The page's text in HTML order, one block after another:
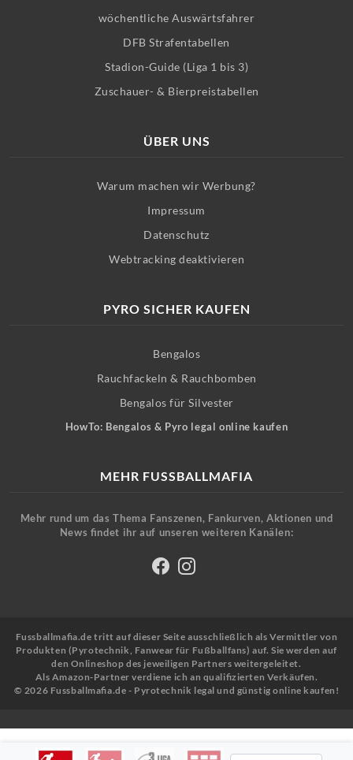
wöchentliche Auswärtsfahrer
DFB Strafentabellen
Stadion-Guide (Liga 1 bis 3)
Zuschauer- & Bierpreistabellen
ÜBER UNS
Warum machen wir Werbung?
Impressum
Datenschutz
Webtracking deaktivieren
PYRO SICHER KAUFEN
Bengalos
Rauchfackeln & Rauchbomben
Bengalos für Silvester
HowTo: Bengalos & Pyro legal online kaufen
MEHR FUSSBALLMAFIA
Mehr rund um das Thema Fanszenen, Fankurven, Aktionen und
News findet ihr auf unseren weiteren Kanälen:
Fussballmafia.de tritt auf dieser Seite ausschließlich als Vermittler von
Produkten (Pyrotechnik, Fanwear für Fußballfans) auf. Sie werden auf
den Onlineshop des jeweiligen Partners weitergeleitet.
Als Amazon-Partner verdiene ich an qualifizierten Verkäufen.
© 2026 Fussballmafia.de - Pyrotechnik legal und günstig online kaufen!